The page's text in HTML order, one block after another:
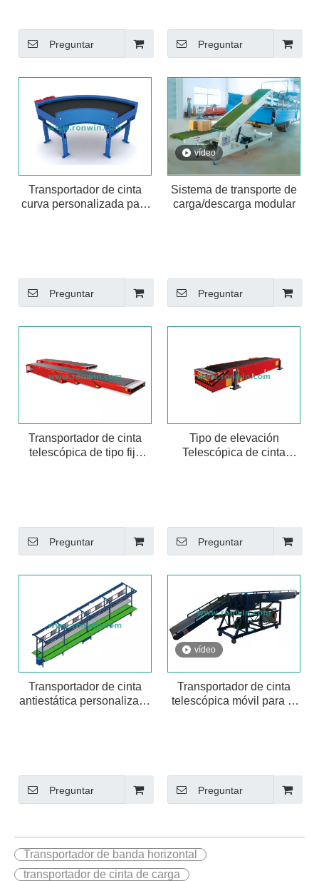
Preguntar Preguntar
Transportador de cinta
curva personalizada para
Preguntar
vídeo
Sistema de transporte de
carga/descarga modular
Preguntar
Transportador de cinta
telescópica de tipo fijo
Preguntar
Tipo de elevación
Telescópica de cinta
Preguntar
Transportador de cinta
antiestática personalizada
Preguntar
vídeo
Transportador de cinta
telescópica móvil para el
Preguntar
Transportador de banda horizontal
transportador de cinta de carga